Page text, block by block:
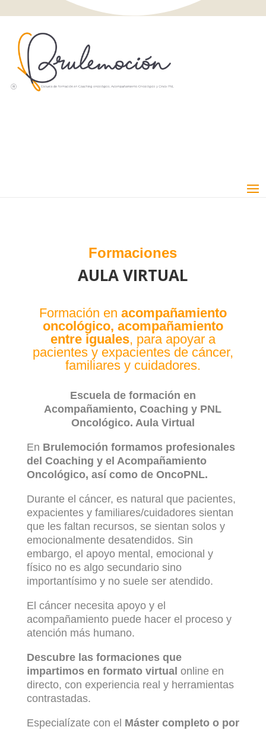
Formaciones
AULA VIRTUAL
Formación en acompañamiento
oncológico, acompañamiento
entre iguales, para apoyar a
pacientes y expacientes de cáncer,
familiares y cuidadores.
Escuela de formación en
Acompañamiento, Coaching y PNL
Oncológico. Aula Virtual
En Brulemoción formamos profesionales
del Coaching y el Acompañamiento
Oncológico, así como de OncoPNL.
Durante el cáncer, es natural que pacientes,
expacientes y familiares/cuidadores sientan
que les faltan recursos, se sientan solos y
emocionalmente desatendidos. Sin
embargo, el apoyo mental, emocional y
físico no es algo secundario sino
importantísimo y no suele ser atendido.
El cáncer necesita apoyo y el
acompañamiento puede hacer el proceso y
atención más humano.
Descubre las formaciones que
impartimos en formato virtual online en
directo, con experiencia real y herramientas
contrastadas.
Especialízate con el Máster completo o por